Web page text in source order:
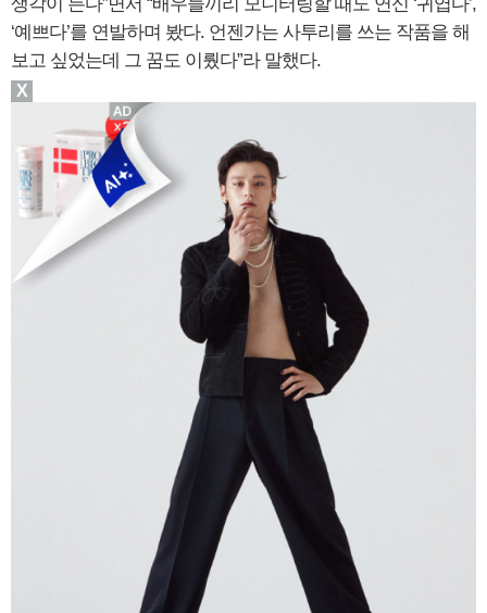
생각이 든다”면서 “배우들끼리 모니터링할 때도 연신 ‘귀엽다’,
‘예쁘다’를 연발하며 봤다. 언젠가는 사투리를 쓰는 작품을 해
보고 싶었는데 그 꿈도 이뤘다”라 말했다.
X